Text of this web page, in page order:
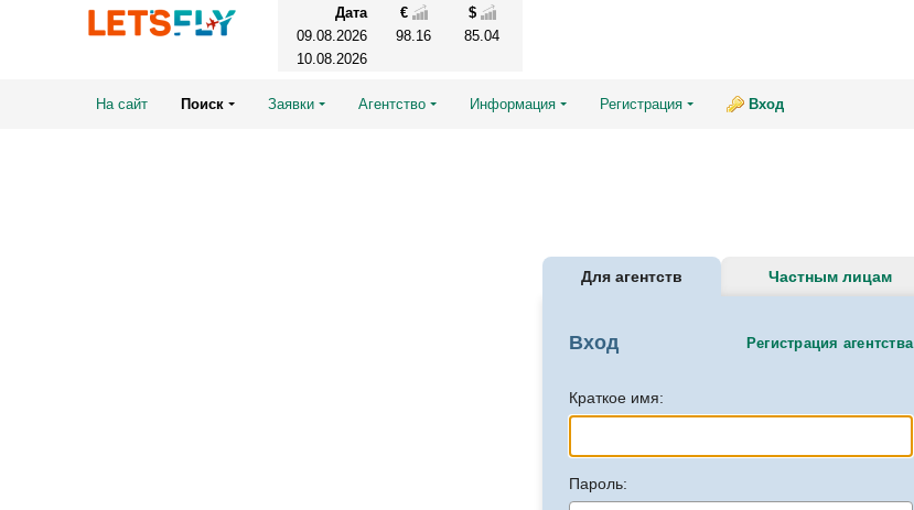
Дата €
$
09.08.2026
98.16
85.04
10.08.2026
На сайт Поиск Заявки Агентство Информация Регистрация Вход
Для агентств Частным лицам
Вход Регистрация агентства
Краткое имя:
Пароль: